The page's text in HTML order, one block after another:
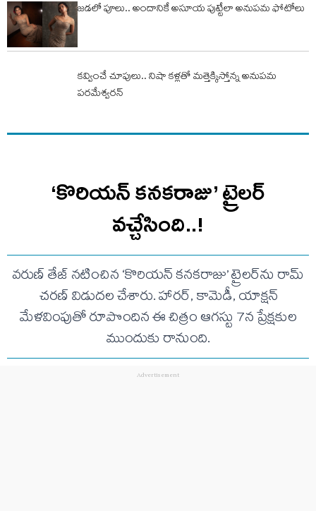
జడలో పూలు.. అందానికే అసూయ పుట్టేలా అనుపమ ఫోటోలు
కవ్వించే చూపులు.. నిషా కళ్లతో మత్తెక్కిస్తోన్న అనుపమ
పరమేశ్వరన్
‘కొరియన్ కనకరాజు’ ట్రైలర్
వచ్చేసింది..!
వరుణ్ తేజ్ నటించిన ‘కొరియన్ కనకరాజు’ ట్రైలర్‌ను రామ్
చరణ్ విడుదల చేశారు. హారర్, కామెడీ, యాక్షన్
మేళవింపుతో రూపొందిన ఈ చిత్రం ఆగస్టు 7న ప్రేక్షకుల
ముందుకు రానుంది.